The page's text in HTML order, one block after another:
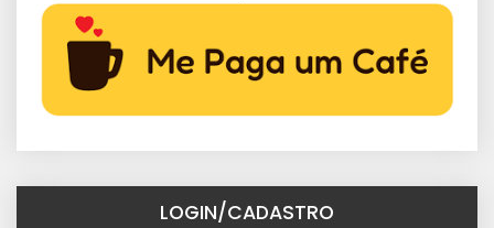
LOGIN/CADASTRO